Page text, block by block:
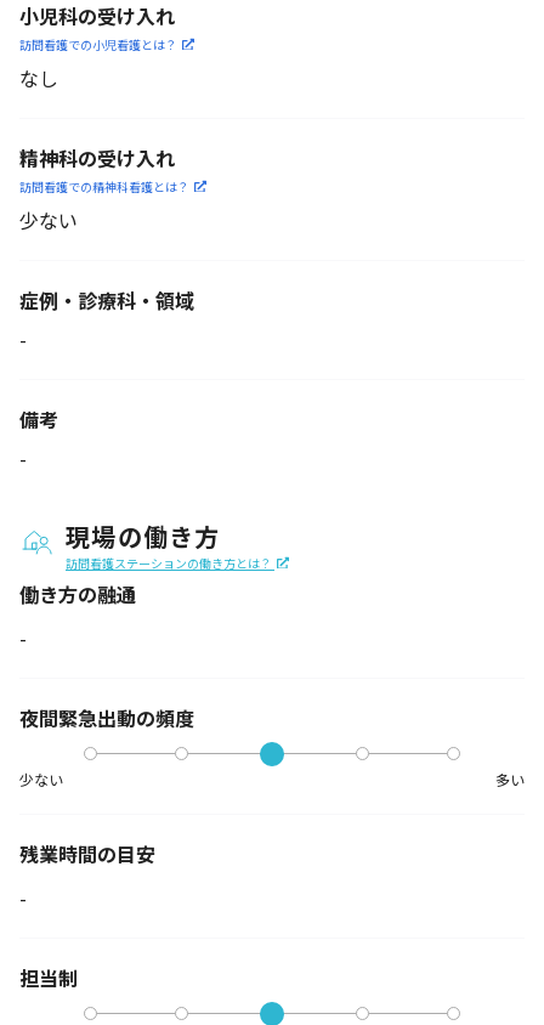
小児科の受け入れ
訪問看護での小児看護とは？
なし
精神科の受け入れ
訪問看護での精神科看護とは？
少ない
症例・診療科・ 領域
-
備考
-
現場の働き方
訪問看護ステーションの働き方とは？
働き方の融通
-
夜間緊急出動の頻度
少ない 多い
残業時間の目安
-
担当制